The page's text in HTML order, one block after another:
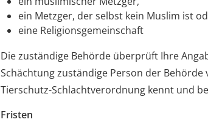
ein Metzger, der selbst kein Muslim ist
eine Religionsgemeinschaft
Die zuständige Behörde überprüft Ihre
Schächtung zuständige Person der
Tierschutz-Schlachtverordnung kennt und
Fristen